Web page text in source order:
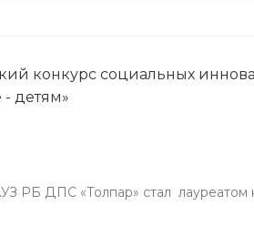
конкурс социальных
- детям»
РБ ДПС «Толпар» стал лауреатом